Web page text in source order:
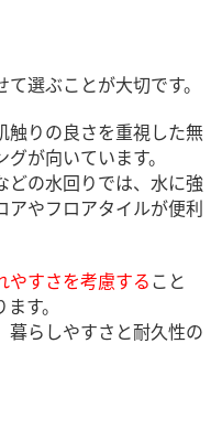
選ぶことが大切です。
触りの良さを重視した無
が向いています。
どの水回りでは、水に強
アやフロアタイルが便利
やすさを考慮すること
す。
暮らしやすさと耐久性の